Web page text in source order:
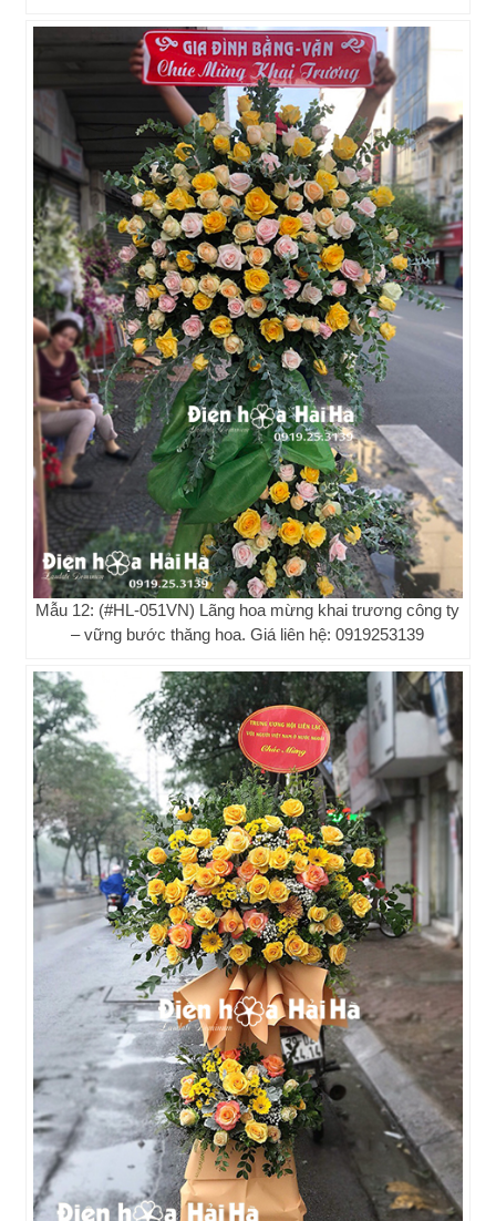
Mẫu 12: (#HL-051VN) Lãng hoa mừng khai trương công ty
– vững bước thăng hoa. Giá liên hệ: 0919253139